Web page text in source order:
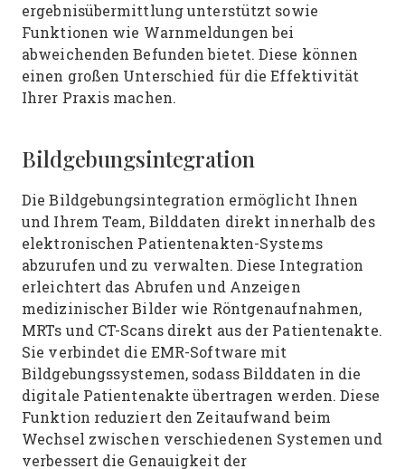
ergebnisübermittlung unterstützt sowie
Funktionen wie Warnmeldungen bei
abweichenden Befunden bietet. Diese können
einen großen Unterschied für die Effektivität
Ihrer Praxis machen.
Bildgebungsintegration
Die Bildgebungsintegration ermöglicht Ihnen
und Ihrem Team, Bilddaten direkt innerhalb des
elektronischen Patientenakten-Systems
abzurufen und zu verwalten. Diese Integration
erleichtert das Abrufen und Anzeigen
medizinischer Bilder wie Röntgenaufnahmen,
MRTs und CT-Scans direkt aus der Patientenakte.
Sie verbindet die EMR-Software mit
Bildgebungssystemen, sodass Bilddaten in die
digitale Patientenakte übertragen werden. Diese
Funktion reduziert den Zeitaufwand beim
Wechsel zwischen verschiedenen Systemen und
verbessert die Genauigkeit der